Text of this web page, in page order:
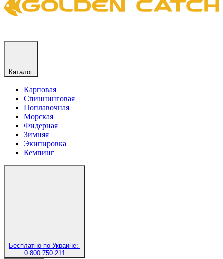
Каталог
Карповая
Спиннинговая
Поплавочная
Морская
Фидерная
Зимняя
Экипировка
Кемпинг
Бесплатно по Украине:
0 800 750 211